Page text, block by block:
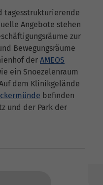
tagesstrukturierende
Angebote stehen
zur
Bewegungsräume
der AMEOS
ein Snoezelenraum
dem Klinikgelände
befinden
und der Park der